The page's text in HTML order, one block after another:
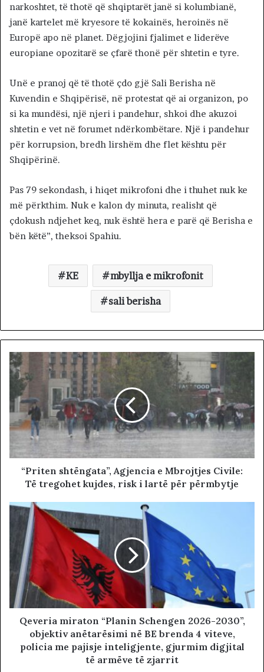
narkoshtet, të thotë që shqiptarët janë si kolumbianë,
janë kartelet më kryesore të kokainës, heroinës në
Europë apo në planet. Dëgjojini fjalimet e liderëve
europiane opozitarë se çfarë thonë për shtetin e tyre.
Unë e pranoj që të thotë çdo gjë Sali Berisha në
Kuvendin e Shqipërisë, në protestat që ai organizon, po
si ka mundësi, një njeri i pandehur, shkoi dhe akuzoi
shtetin e vet në forumet ndërkombëtare. Një i pandehur
për korrupsion, bredh lirshëm dhe flet kështu për
Shqipërinë.
Pas 79 sekondash, i hiqet mikrofoni dhe i thuhet nuk ke
më përkthim. Nuk e kalon dy minuta, realisht që
çdokush ndjehet keq, nuk është hera e parë që Berisha e
bën këtë”, theksoi Spahiu.
KE mbyllja e mikrofonit
sali berisha
“Priten shtëngata”, Agjencia e Mbrojtjes Civile:
Të tregohet kujdes, risk i lartë për përmbytje
Qeveria miraton “Planin Schengen 2026-2030”,
objektiv anëtarësimi në BE brenda 4 viteve,
policia me pajisje inteligjente, gjurmim digjital
të armëve të zjarrit